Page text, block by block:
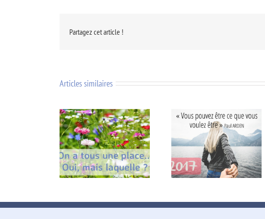
Partagez cet article !
Articles similaires
2017, être qui vous voulez
être…
Supplique d’un enfant à
ses enseignants